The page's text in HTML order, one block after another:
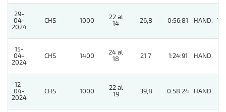
29-
04-
2024
CHS 1000
22 al
14
26,8 0:56:81 HAND. 10
15-
04-
2024
CHS 1400
24 al
18
21,7 1:24:91 HAND.
12-
04-
2024
CHS 1000
22 al
19
39,8 0:58:24 HAND.